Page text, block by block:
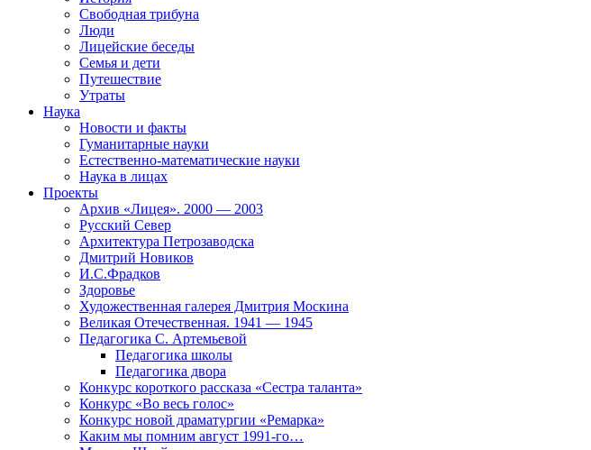
Свободная трибуна
Люди
Лицейские беседы
Семья и дети
Путешествие
Утраты
Наука
Новости и факты
Гуманитарные науки
Естественно-математические науки
Наука в лицах
Проекты
Архив «Лицея». 2000 — 2003
Русский Север
Архитектура Петрозаводска
Дмитрий Новиков
И.С.Фрадков
Здоровье
Художественная галерея Дмитрия Москина
Великая Отечественная. 1941 — 1945
Педагогика С. Артемьевой
Педагогика школы
Педагогика двора
Конкурс короткого рассказа «Сестра таланта»
Конкурс «Во весь голос»
Конкурс новой драматургии «Ремарка»
Каким мы помним август 1991-го…